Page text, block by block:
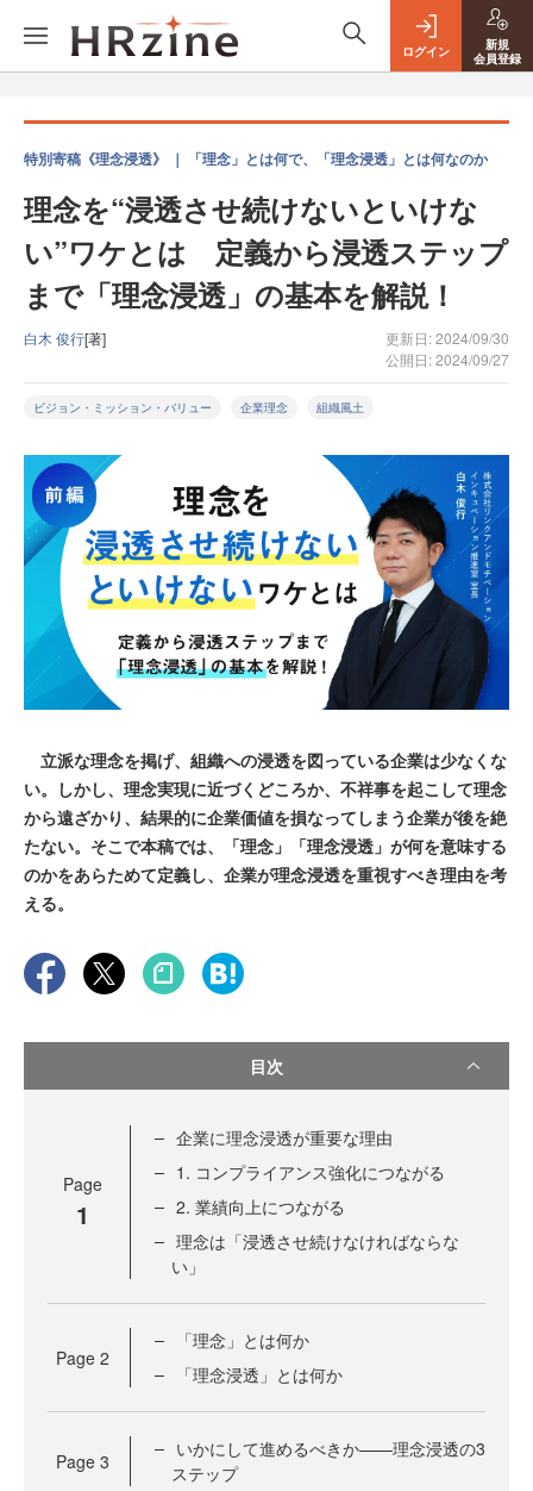
ログイン
新規
会員登録
特別寄稿《理念浸透》 ｜ 「理念」とは何で、「理念浸透」とは何なのか
理念を“浸透させ続けないといけな
い”ワケとは 定義から浸透ステップ
まで「理念浸透」の基本を解説！
白木 俊行[著]
更新日: 2024/09/30
公開日: 2024/09/27
ビジョン・ミッション・バリュー 企業理念 組織風土
立派な理念を掲げ、組織への浸透を図っている企業は少なくな
い。しかし、理念実現に近づくどころか、不祥事を起こして理念
から遠ざかり、結果的に企業価値を損なってしまう企業が後を絶
たない。そこで本稿では、「理念」「理念浸透」が何を意味する
のかをあらためて定義し、企業が理念浸透を重視すべき理由を考
える。
目次
Page
1
企業に理念浸透が重要な理由
1. コンプライアンス強化につながる
2. 業績向上につながる
理念は「浸透させ続けなければならな
い」
Page 2
「理念」とは何か
「理念浸透」とは何か
Page 3
いかにして進めるべきか——理念浸透の3
ステップ